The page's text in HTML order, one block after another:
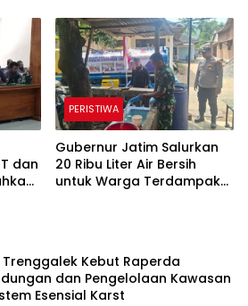
dan
PERISTIWA
Gubernur Jatim Salurkan
20 Ribu Liter Air Bersih
untuk Warga Terdampak
Trenggalek Kebut Raperda
dan Pengelolaan Kawasan
Esensial Karst